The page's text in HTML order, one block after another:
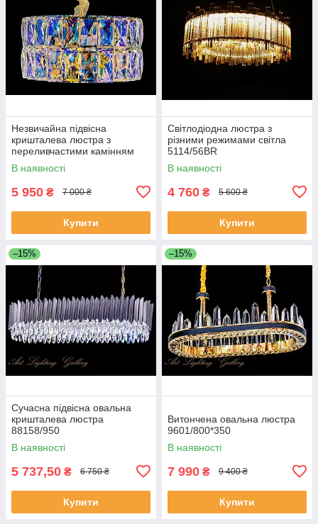
Незвичайна підвісна
кришталева люстра з
переливчастими камінням
J028/500
В наявності
5 950 ₴ 7 000 ₴
Купити
Світлодіодна люстра з
різними режимами світла
5114/56BR
В наявності
4 760 ₴ 5 600 ₴
Купити
–15%
Сучасна підвісна овальна
кришталева люстра
88158/950
В наявності
5 737,50 ₴ 6 750 ₴
Купити
–15%
Витончена овальна люстра
9601/800*350
В наявності
7 990 ₴ 9 400 ₴
Купити